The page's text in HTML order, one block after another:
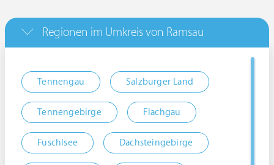
Regionen im Umkreis von Ramsau
Tennengau Salzburger Land
Tennengebirge Flachgau
Fuschlsee Dachsteingebirge